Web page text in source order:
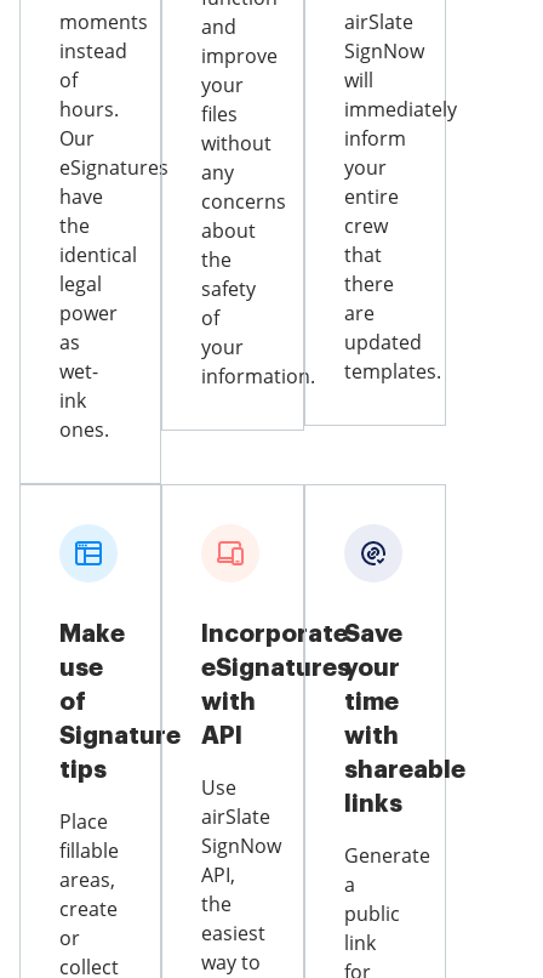
moments
instead
of
hours.
Our
eSignatures
have
the
identical
legal
power
as
wet-
ink
ones.
and
improve
your
files
without
any
concerns
about
the
safety
of
your
information.
airSlate
SignNow
will
immediately
inform
your
entire
crew
that
there
are
updated
templates.
Make
use
of
Signature
tips
Place
fillable
areas,
create
or
collect
Incorporate
eSignatures
with
API
Use
airSlate
SignNow
API,
the
easiest
way to
Save
your
time
with
shareable
links
Generate
a
public
link
for